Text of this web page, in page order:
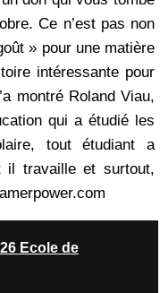
Ce n’est pas non
» pour une matière
intéressante pour
montré Roland Viau,
qui a étudié les
tout étudiant a
il travaille et surtout,
Ecole de